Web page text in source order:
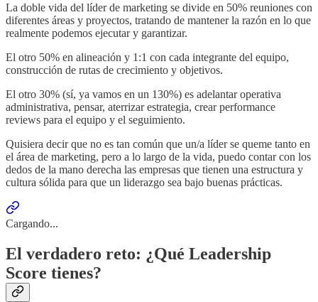
La doble vida del líder de marketing se divide en 50% reuniones con
diferentes áreas y proyectos, tratando de mantener la razón en lo que
realmente podemos ejecutar y garantizar.
El otro 50% en alineación y 1:1 con cada integrante del equipo,
construcción de rutas de crecimiento y objetivos.
El otro 30% (sí, ya vamos en un 130%) es adelantar operativa
administrativa, pensar, aterrizar estrategia, crear performance
reviews para el equipo y el seguimiento.
Quisiera decir que no es tan común que un/a líder se queme tanto en
el área de marketing, pero a lo largo de la vida, puedo contar con los
dedos de la mano derecha las empresas que tienen una estructura y
cultura sólida para que un liderazgo sea bajo buenas prácticas.
Cargando...
El verdadero reto: ¿Qué Leadership
Score tienes?